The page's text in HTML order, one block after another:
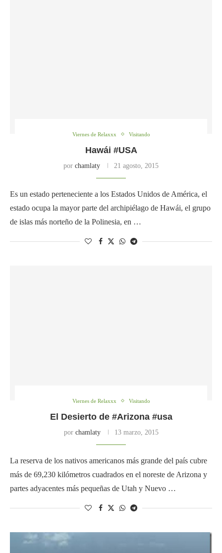
Viernes de Relaxxx Visitando
Hawái #USA
por chamlaty 21 agosto, 2015
Es un estado perteneciente a los Estados Unidos de América, el
estado ocupa la mayor parte del archipiélago de Hawái, el grupo
de islas más norteño de la Polinesia, en …
Viernes de Relaxxx Visitando
El Desierto de #Arizona #usa
por chamlaty 13 marzo, 2015
La reserva de los nativos americanos más grande del país cubre
más de 69,230 kilómetros cuadrados en el noreste de Arizona y
partes adyacentes más pequeñas de Utah y Nuevo …